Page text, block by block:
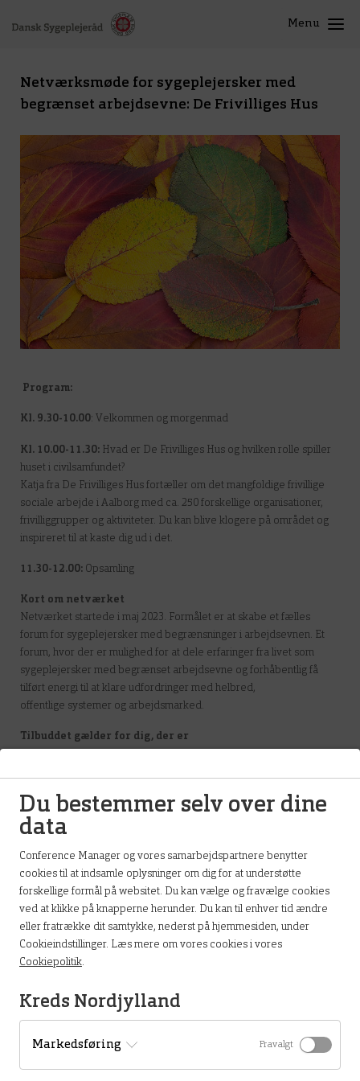
Menu
Netværksmøde for sygeplejersker med
begrænset arbejdsevne: De Frivilliges Hus
Program:
Kl. 9.30-10.00: Velkommen og morgenmad
Kl. 10.00-11.30: Hvad er De Frivilliges Hus og hvilken rolle spiller
huset i civilsamfundet?
Katja fra De Frivilliges Hus fortæller om det mangfoldige frivillige
sociale arbejde i Aalborg med ca. 250 forskellige organisationer,
frivilliggrupper og aktiviteter. Du kan blive klogere på området og
inspireret til at kaste dig ud i det.
11.30-12.00: Opsamling
Kort om netværket
Netværket startede i maj 2023. Formålet er at skabe et fælles
forum for sygeplejersker med begrænsninger i arbejdsevnen. Et
forum, hvor der er mulighed for at dele erfaringer fra livet som
sygeplejersker med begrænset arbejdsevne og forhåbentlig få
tilført energi til at klare udfordringer med helbred,
offentlige systemer og arbejdsmarked.
Tilbuddet gælder for dig, der er
• i ressourceforløb
• i fleksjob eller på ledighedsydelse
Det er gratis at være medlem af netværket.
Der er adgang til kredskontoret uden brug af trapper.
Der er desværre ikke handicapvenligt wc på kredskontoret.
Med venlig hilsen
Tovholdergruppen for netværket:
Anne-Sofie Elmengaard Grønlund
Thine Hjeds Holm Mikkelsen
Helle Aagaard Petersen
Du bestemmer selv over dine
data
Conference Manager og vores samarbejdspartnere benytter
cookies til at indsamle oplysninger om dig for at understøtte
forskellige formål på websitet. Du kan vælge og fravælge cookies
ved at klikke på knapperne herunder. Du kan til enhver tid ændre
eller fratrække dit samtykke, nederst på hjemmesiden, under
Cookieindstillinger. Læs mere om vores cookies i vores
Cookiepolitik.
Kreds Nordjylland
Markedsføring Fravalgt